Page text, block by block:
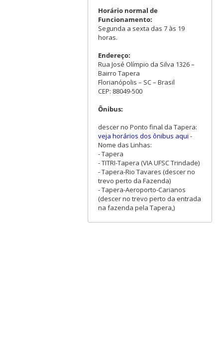
Horário normal de
Funcionamento:
Segunda a sexta das 7 às 19
horas.
Endereço:
Rua José Olímpio da Silva 1326 –
Bairro Tapera
Florianópolis – SC – Brasil
CEP: 88049-500
Ônibus:
descer no Ponto final da Tapera:
veja horários dos ônibus aqui -
Nome das Linhas:
- Tapera
- TITRI-Tapera (VIA UFSC Trindade)
- Tapera-Rio Tavares (descer no
trevo perto da Fazenda)
- Tapera-Aeroporto-Carianos
(descer no trevo perto da entrada
na fazenda pela Tapera,)